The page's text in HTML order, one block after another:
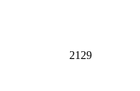
2129